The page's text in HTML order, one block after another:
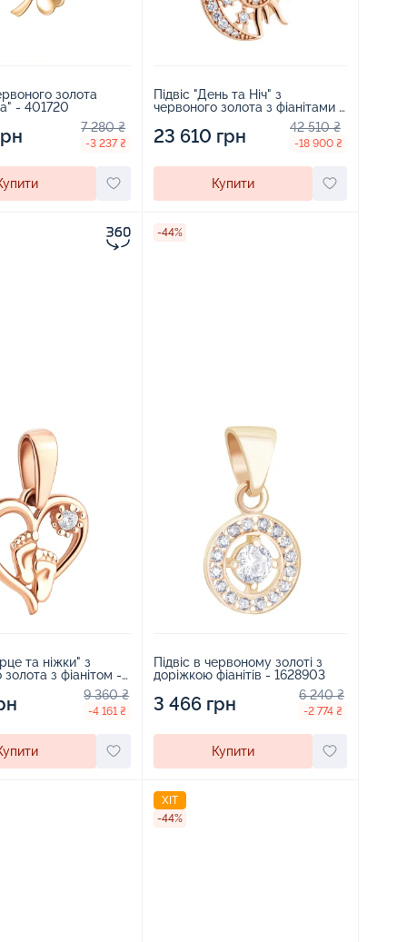
золота
- 401720
7 280 ₴
-3 237 ₴
Підвіс "День та Ніч" з
червоного золота з фіанітами -
23 610 грн 42 510 ₴
-18 900 ₴
Купити
та ніжки" з
з фіанітом -
9 360 ₴
-4 161 ₴
-44%
Підвіс в червоному золоті з
доріжкою фіанітів - 1628903
3 466 грн 6 240 ₴
-2 774 ₴
Купити
ХІТ
-44%